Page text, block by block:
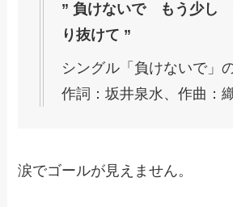
” 負けないで もう少し
り抜けて ”
シングル「負けないで」
作詞：坂井泉水、作曲：
涙でゴールが見えません。